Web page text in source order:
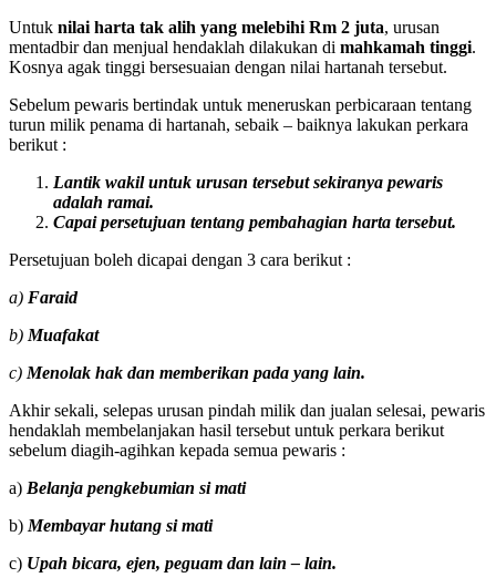
Untuk nilai harta tak alih yang melebihi Rm 2 juta, urusan
mentadbir dan menjual hendaklah dilakukan di mahkamah tinggi.
Kosnya agak tinggi bersesuaian dengan nilai hartanah tersebut.
Sebelum pewaris bertindak untuk meneruskan perbicaraan tentang
turun milik penama di hartanah, sebaik – baiknya lakukan perkara
berikut :
Lantik wakil untuk urusan tersebut sekiranya pewaris
adalah ramai.
Capai persetujuan tentang pembahagian harta tersebut.
Persetujuan boleh dicapai dengan 3 cara berikut :
a) Faraid
b) Muafakat
c) Menolak hak dan memberikan pada yang lain.
Akhir sekali, selepas urusan pindah milik dan jualan selesai, pewaris
hendaklah membelanjakan hasil tersebut untuk perkara berikut
sebelum diagih-agihkan kepada semua pewaris :
a) Belanja pengkebumian si mati
b) Membayar hutang si mati
c) Upah bicara, ejen, peguam dan lain – lain.